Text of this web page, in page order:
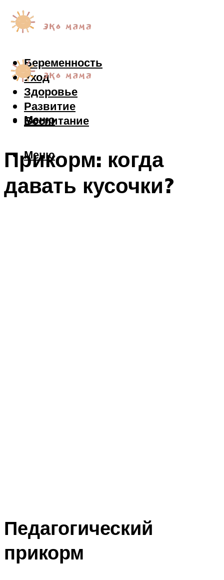
Беременность
Уход
Здоровье
Развитие
Воспитание
Меню
Меню
Прикорм: когда
давать кусочки?
Педагогический
прикорм